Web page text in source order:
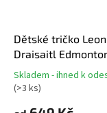
Dětské tričko Leon
Draisaitl
NHL Flat
Tee
Průměrné
hodnocení
produktu
Skladem - ihned k
(>3 ks)